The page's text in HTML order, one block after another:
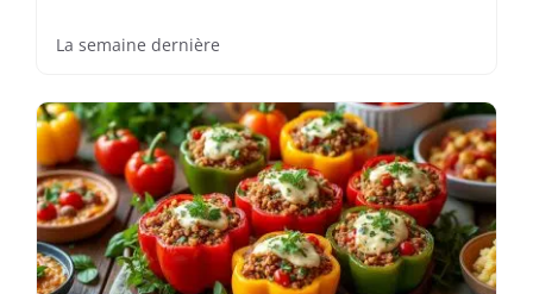
La semaine dernière